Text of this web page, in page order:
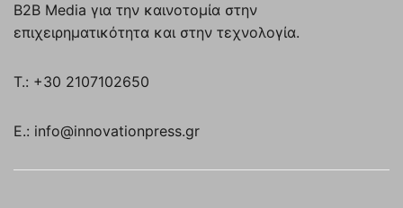
B2B Media για την καινοτομία στην
επιχειρηματικότητα και στην τεχνολογία.
T.: +30 2107102650
E.: info@innovationpress.gr